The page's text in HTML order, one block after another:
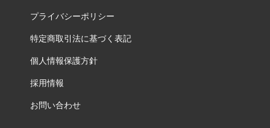
プライバシーポリシー
特定商取引法に基づく表記
個人情報保護方針
採用情報
お問い合わせ